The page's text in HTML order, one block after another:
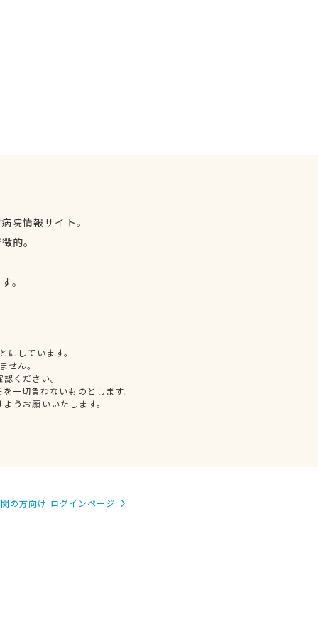
院情報サイト。
的。
。
しています。
せん。
ください。
一切負わないものとします。
うお願いいたします。
の方向け ログインページ